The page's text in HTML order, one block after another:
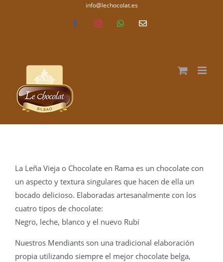
info@lechocolat.es
FacebookInstagramWhatsAppCorreo
La Leña Vieja o Chocolate en Rama es un chocolate con
un aspecto y textura singulares que hacen de ella un
bocado delicioso. Elaboradas artesanalmente con los
cuatro tipos de chocolate:
Negro, leche, blanco y el nuevo Rubí
Nuestros Mendiants son una tradicional elaboración
propia utilizando siempre el mejor chocolate belga,